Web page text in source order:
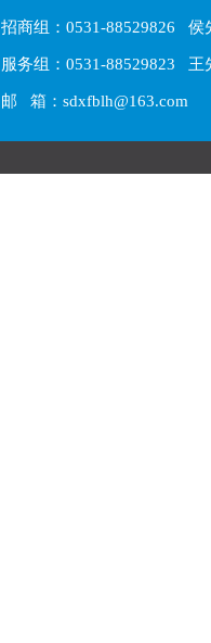
招商组：0531-88529826
服务组：0531-88529823
邮 箱：sdxfblh@163.com